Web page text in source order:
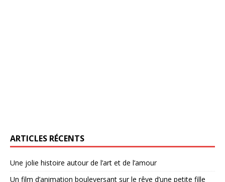
ARTICLES RÉCENTS
Une jolie histoire autour de l’art et de l’amour
Un film d’animation bouleversant sur le rêve d’une petite fille